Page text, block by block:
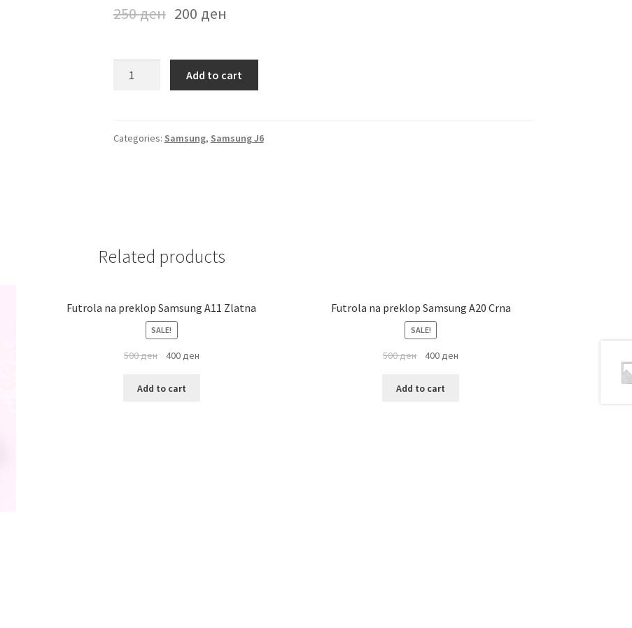
250ден 200 ден
quantity
Add to cart
Categories: Samsung, Samsung J6
Related products
Futrola na preklop Samsung A11 Zlatna
SALE!
500ден 400ден
Add to cart
Futrola na preklop Samsung A20 Crna
SALE!
500ден 400ден
Add to cart